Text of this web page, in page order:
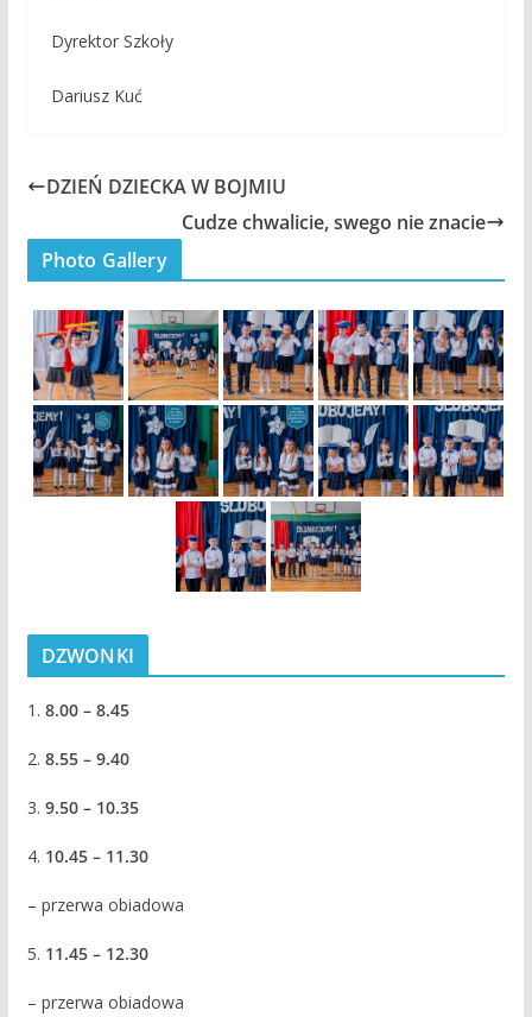
Dyrektor Szkoły
Dariusz Kuć
DZIEŃ DZIECKA W BOJMIU
Cudze chwalicie, swego nie znacie
Photo Gallery
DZWONKI
1. 8.00 – 8.45
2. 8.55 – 9.40
3. 9.50 – 10.35
4. 10.45 – 11.30
– przerwa obiadowa
5. 11.45 – 12.30
– przerwa obiadowa